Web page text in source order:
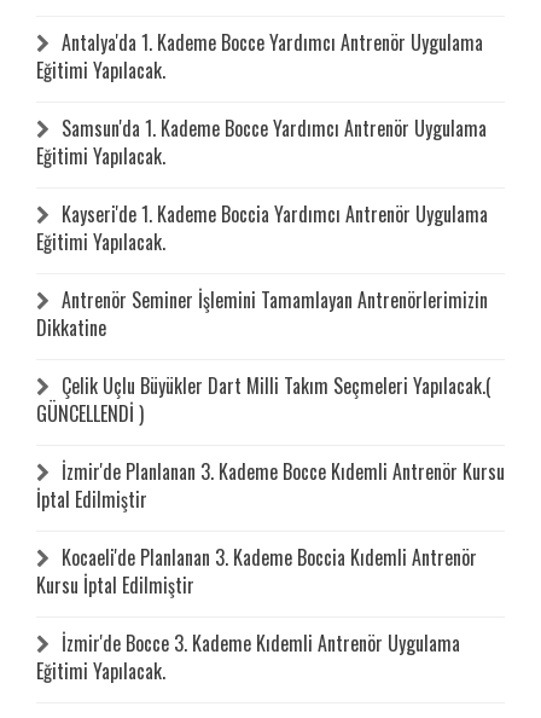
Antalya'da 1. Kademe Bocce Yardımcı Antrenör Uygulama
Eğitimi Yapılacak.
Samsun'da 1. Kademe Bocce Yardımcı Antrenör Uygulama
Eğitimi Yapılacak.
Kayseri'de 1. Kademe Boccia Yardımcı Antrenör Uygulama
Eğitimi Yapılacak.
Antrenör Seminer İşlemini Tamamlayan Antrenörlerimizin
Dikkatine
Çelik Uçlu Büyükler Dart Milli Takım Seçmeleri Yapılacak.(
GÜNCELLENDİ )
İzmir'de Planlanan 3. Kademe Bocce Kıdemli Antrenör Kursu
İptal Edilmiştir
Kocaeli'de Planlanan 3. Kademe Boccia Kıdemli Antrenör
Kursu İptal Edilmiştir
İzmir'de Bocce 3. Kademe Kıdemli Antrenör Uygulama
Eğitimi Yapılacak.